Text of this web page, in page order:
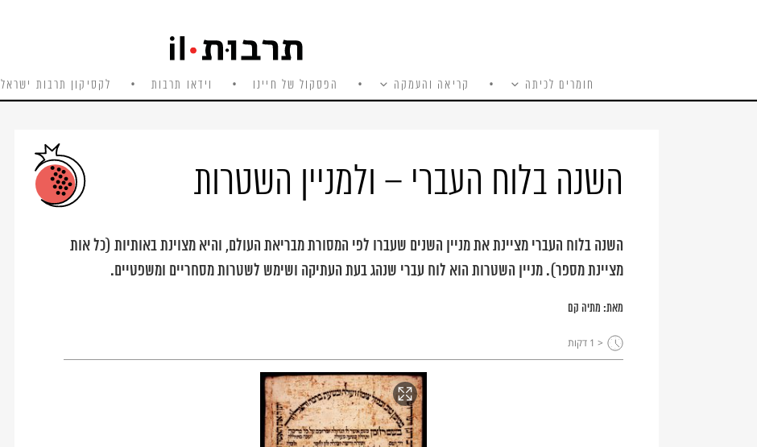
חומרים לכיתה קריאה והעמקה הפסקול של חיינו וידאו תרבות לקסיקון תרבות ישראל
השנה בלוח העברי – ולמניין השטרות
השנה בלוח העברי מציינת את מניין השנים שעברו לפי המסורת מבריאת העולם, והיא מצוינת באותיות (כל אות
מציינת מספר). מניין השטרות הוא לוח עברי שנהג בעת העתיקה ושימש לשטרות מסחריים ומשפטיים.
מאת: מתיה קם
< 1 דקות